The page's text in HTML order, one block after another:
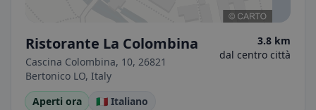
Ristorante La Colombina
Cascina Colombina, 10, 26821
Bertonico LO, Italy
3.8 km
dal centro città
Aperti ora 🇮🇹 Italiano